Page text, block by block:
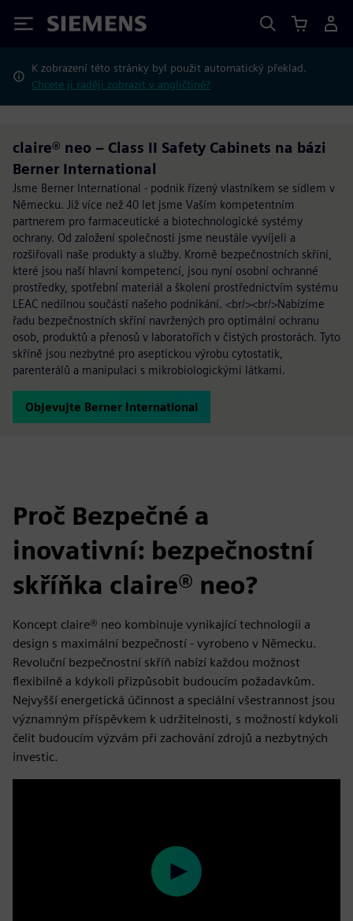
Siemens
K zobrazení této stránky byl použit automatický překlad.
Chcete ji raději zobrazit v angličtině?
claire® neo – Class II Safety Cabinets na bázi
Berner International
Jsme Berner International - podnik řízený vlastníkem se sídlem v
Německu. Již více než 40 let jsme Vaším kompetentním
partnerem pro farmaceutické a biotechnologické systémy
ochrany. Od založení společnosti jsme neustále vyvíjeli a
rozšiřovali naše produkty a služby. Kromě bezpečnostních skříní,
které jsou naší hlavní kompetencí, jsou nyní osobní ochranné
prostředky, spotřební materiál a školení prostřednictvím systému
LEAC nedílnou součástí našeho podnikání. <br/><br/>Nabízíme
řadu bezpečnostních skříní navržených pro optimální ochranu
osob, produktů a přenosů v laboratořích v čistých prostorách. Tyto
skříně jsou nezbytné pro aseptickou výrobu cytostatik,
parenterálů a manipulaci s mikrobiologickými látkami.
Objevujte Berner International
Proč Bezpečné a
inovativní: bezpečnostní
skříňka claire® neo?
Koncept claire® neo kombinuje vynikající technologii a
design s maximální bezpečností - vyrobeno v Německu.
Revoluční bezpečnostní skříň nabízí každou možnost
flexibilně a kdykoli přizpůsobit budoucím požadavkům.
Nejvyšší energetická účinnost a speciální všestrannost jsou
významným příspěvkem k udržitelnosti, s možností kdykoli
čelit budoucím výzvám při zachování zdrojů a nezbytných
investic.
Play